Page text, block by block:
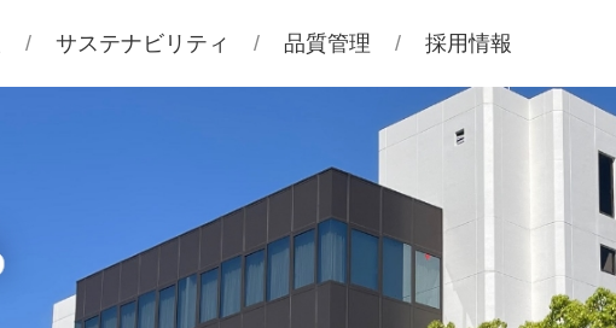
サステナビリティ 品質管理 採用情報